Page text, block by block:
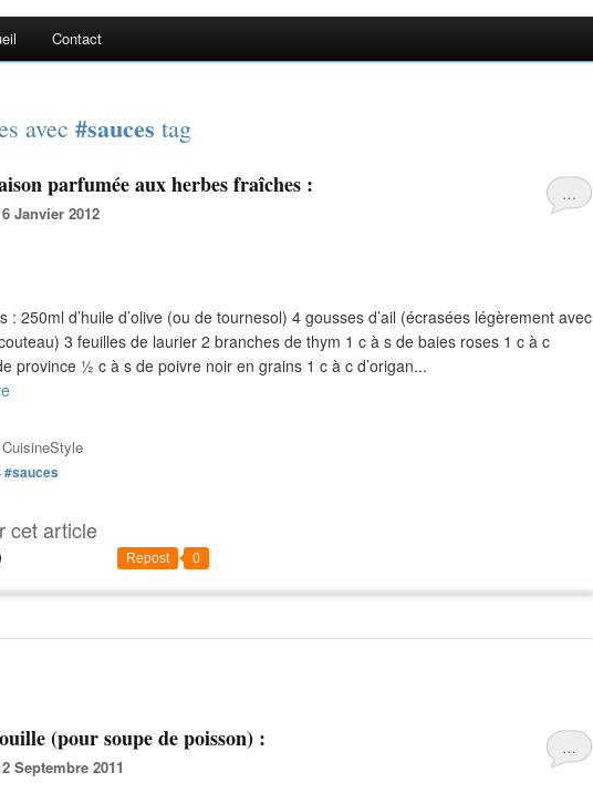
Contact
avec #sauces tag
…
parfumée aux herbes fraîches :
Janvier 2012
: 250ml d’huile d’olive (ou de tournesol) 4 gousses d’ail (écrasées légèrement avec
3 feuilles de laurier 2 branches de thym 1 c à s de baies roses 1 c à c
province ½ c à s de poivre noir en grains 1 c à c d’origan...
CuisineStyle
#sauces
cet article
Repost 0
…
(pour soupe de poisson) :
Septembre 2011